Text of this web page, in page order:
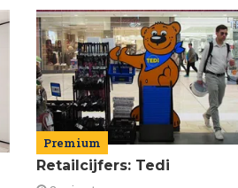
Premium
Retailcijfers: Tedi